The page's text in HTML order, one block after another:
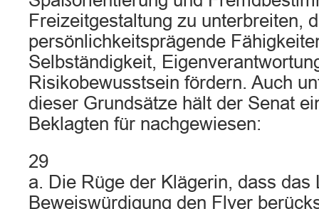
Freizeitgestaltung zu unterbreiten,
persönlichkeitsprägende
Selbständigkeit,
Risikobewusstsein fördern. Auch
dieser Grundsätze hält der Senat
Beklagten für nachgewiesen:
29
a. Die Rüge der Klägerin, dass das
Beweiswürdigung den Flyer